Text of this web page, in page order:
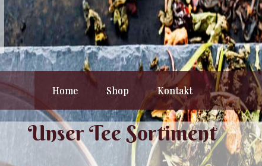
Home Shop Kontakt
Unser Tee Sortiment